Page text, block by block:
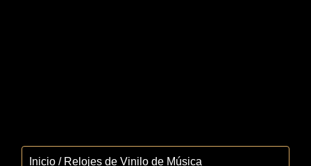
Inicio / Relojes de Vinilo de Música